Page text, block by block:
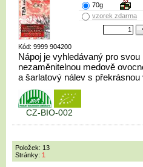
Kód: 9999 904200
70g
vzorek zdarma
Nápoj je vyhledávaný pro svou
nezaměnitelnou medově
a šarlatový nálev s překrásnou
CZ-BIO-002
Položek: 13
Stránky: 1